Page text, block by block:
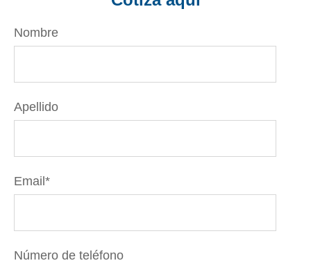
Nombre
Apellido
Email*
Número de teléfono